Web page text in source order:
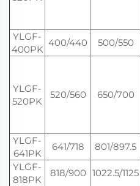
YLGF-
400PK
400/440 500/550
YLGF-
520PK
520/560 650/700
YLGF-
641PK
641/718 801/897.5
YLGF-
818PK
818/900 1022.5/1125